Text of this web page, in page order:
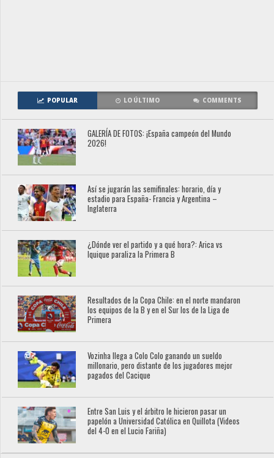
POPULAR LO ÚLTIMO COMMENTS
GALERÍA DE FOTOS: ¡España campeón del Mundo
2026!
Así se jugarán las semifinales: horario, día y
estadio para España- Francia y Argentina –
Inglaterra
¿Dónde ver el partido y a qué hora?: Arica vs
Iquique paraliza la Primera B
Resultados de la Copa Chile: en el norte mandaron
los equipos de la B y en el Sur los de la Liga de
Primera
Vozinha llega a Colo Colo ganando un sueldo
millonario, pero distante de los jugadores mejor
pagados del Cacique
Entre San Luis y el árbitro le hicieron pasar un
papelón a Universidad Católica en Quillota (Videos
del 4-0 en el Lucio Fariña)